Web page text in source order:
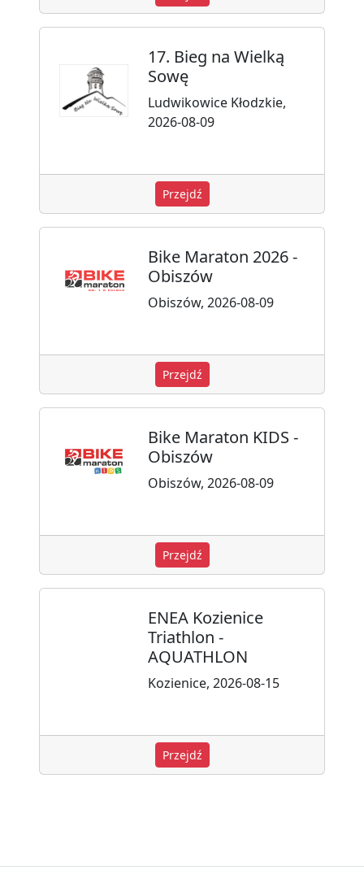
17. Bieg na Wielką
Sowę
Ludwikowice Kłodzkie,
2026-08-09
Przejdź
Bike Maraton 2026 -
Obiszów
Obiszów, 2026-08-09
Przejdź
Bike Maraton KIDS -
Obiszów
Obiszów, 2026-08-09
Przejdź
ENEA Kozienice
Triathlon -
AQUATHLON
Kozienice, 2026-08-15
Przejdź